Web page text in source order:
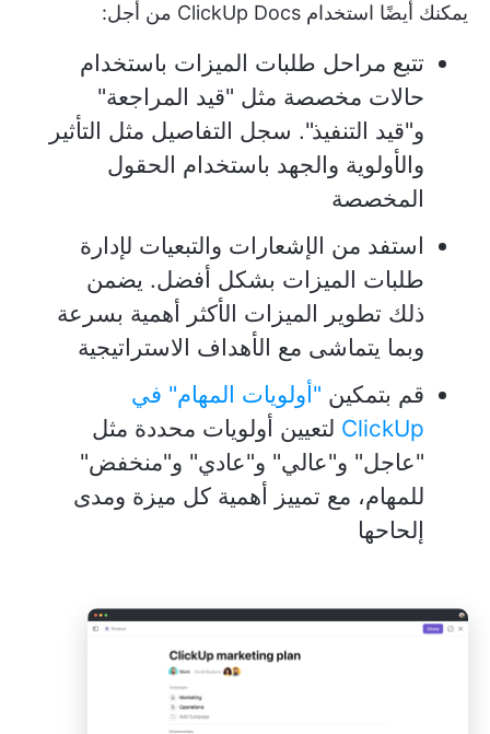
يمكنك أيضًا استخدام ClickUp Docs من أجل:
تتبع مراحل طلبات الميزات باستخدام
حالات مخصصة مثل "قيد المراجعة"
و"قيد التنفيذ". سجل التفاصيل مثل التأثير
والأولوية والجهد باستخدام الحقول
المخصصة
استفد من الإشعارات والتبعيات لإدارة
طلبات الميزات بشكل أفضل. يضمن
ذلك تطوير الميزات الأكثر أهمية بسرعة
وبما يتماشى مع الأهداف الاستراتيجية
قم بتمكين "أولويات المهام" في
ClickUp لتعيين أولويات محددة مثل
"عاجل" و"عالي" و"عادي" و"منخفض"
للمهام، مع تمييز أهمية كل ميزة ومدى
إلحاحها